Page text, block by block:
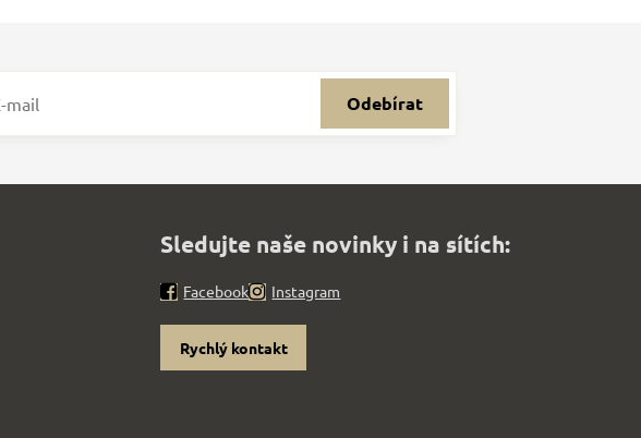
Odebírat
Sledujte naše novinky i na sítích:
Facebook Instagram
Rychlý kontakt